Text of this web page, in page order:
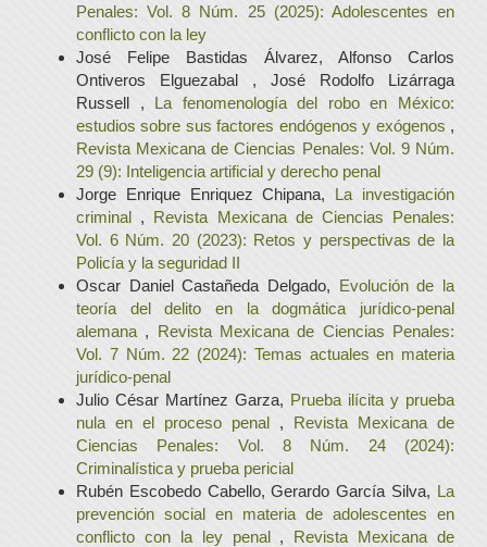
Penales: Vol. 8 Núm. 25 (2025): Adolescentes en
conflicto con la ley
José Felipe Bastidas Álvarez, Alfonso Carlos
Ontiveros Elguezabal , José Rodolfo Lizárraga
Russell , La fenomenología del robo en México:
estudios sobre sus factores endógenos y exógenos ,
Revista Mexicana de Ciencias Penales: Vol. 9 Núm.
29 (9): Inteligencia artificial y derecho penal
Jorge Enrique Enriquez Chipana, La investigación
criminal , Revista Mexicana de Ciencias Penales:
Vol. 6 Núm. 20 (2023): Retos y perspectivas de la
Policía y la seguridad II
Oscar Daniel Castañeda Delgado, Evolución de la
teoría del delito en la dogmática jurídico-penal
alemana , Revista Mexicana de Ciencias Penales:
Vol. 7 Núm. 22 (2024): Temas actuales en materia
jurídico-penal
Julio César Martínez Garza, Prueba ilícita y prueba
nula en el proceso penal , Revista Mexicana de
Ciencias Penales: Vol. 8 Núm. 24 (2024):
Criminalística y prueba pericial
Rubén Escobedo Cabello, Gerardo García Silva, La
prevención social en materia de adolescentes en
conflicto con la ley penal , Revista Mexicana de